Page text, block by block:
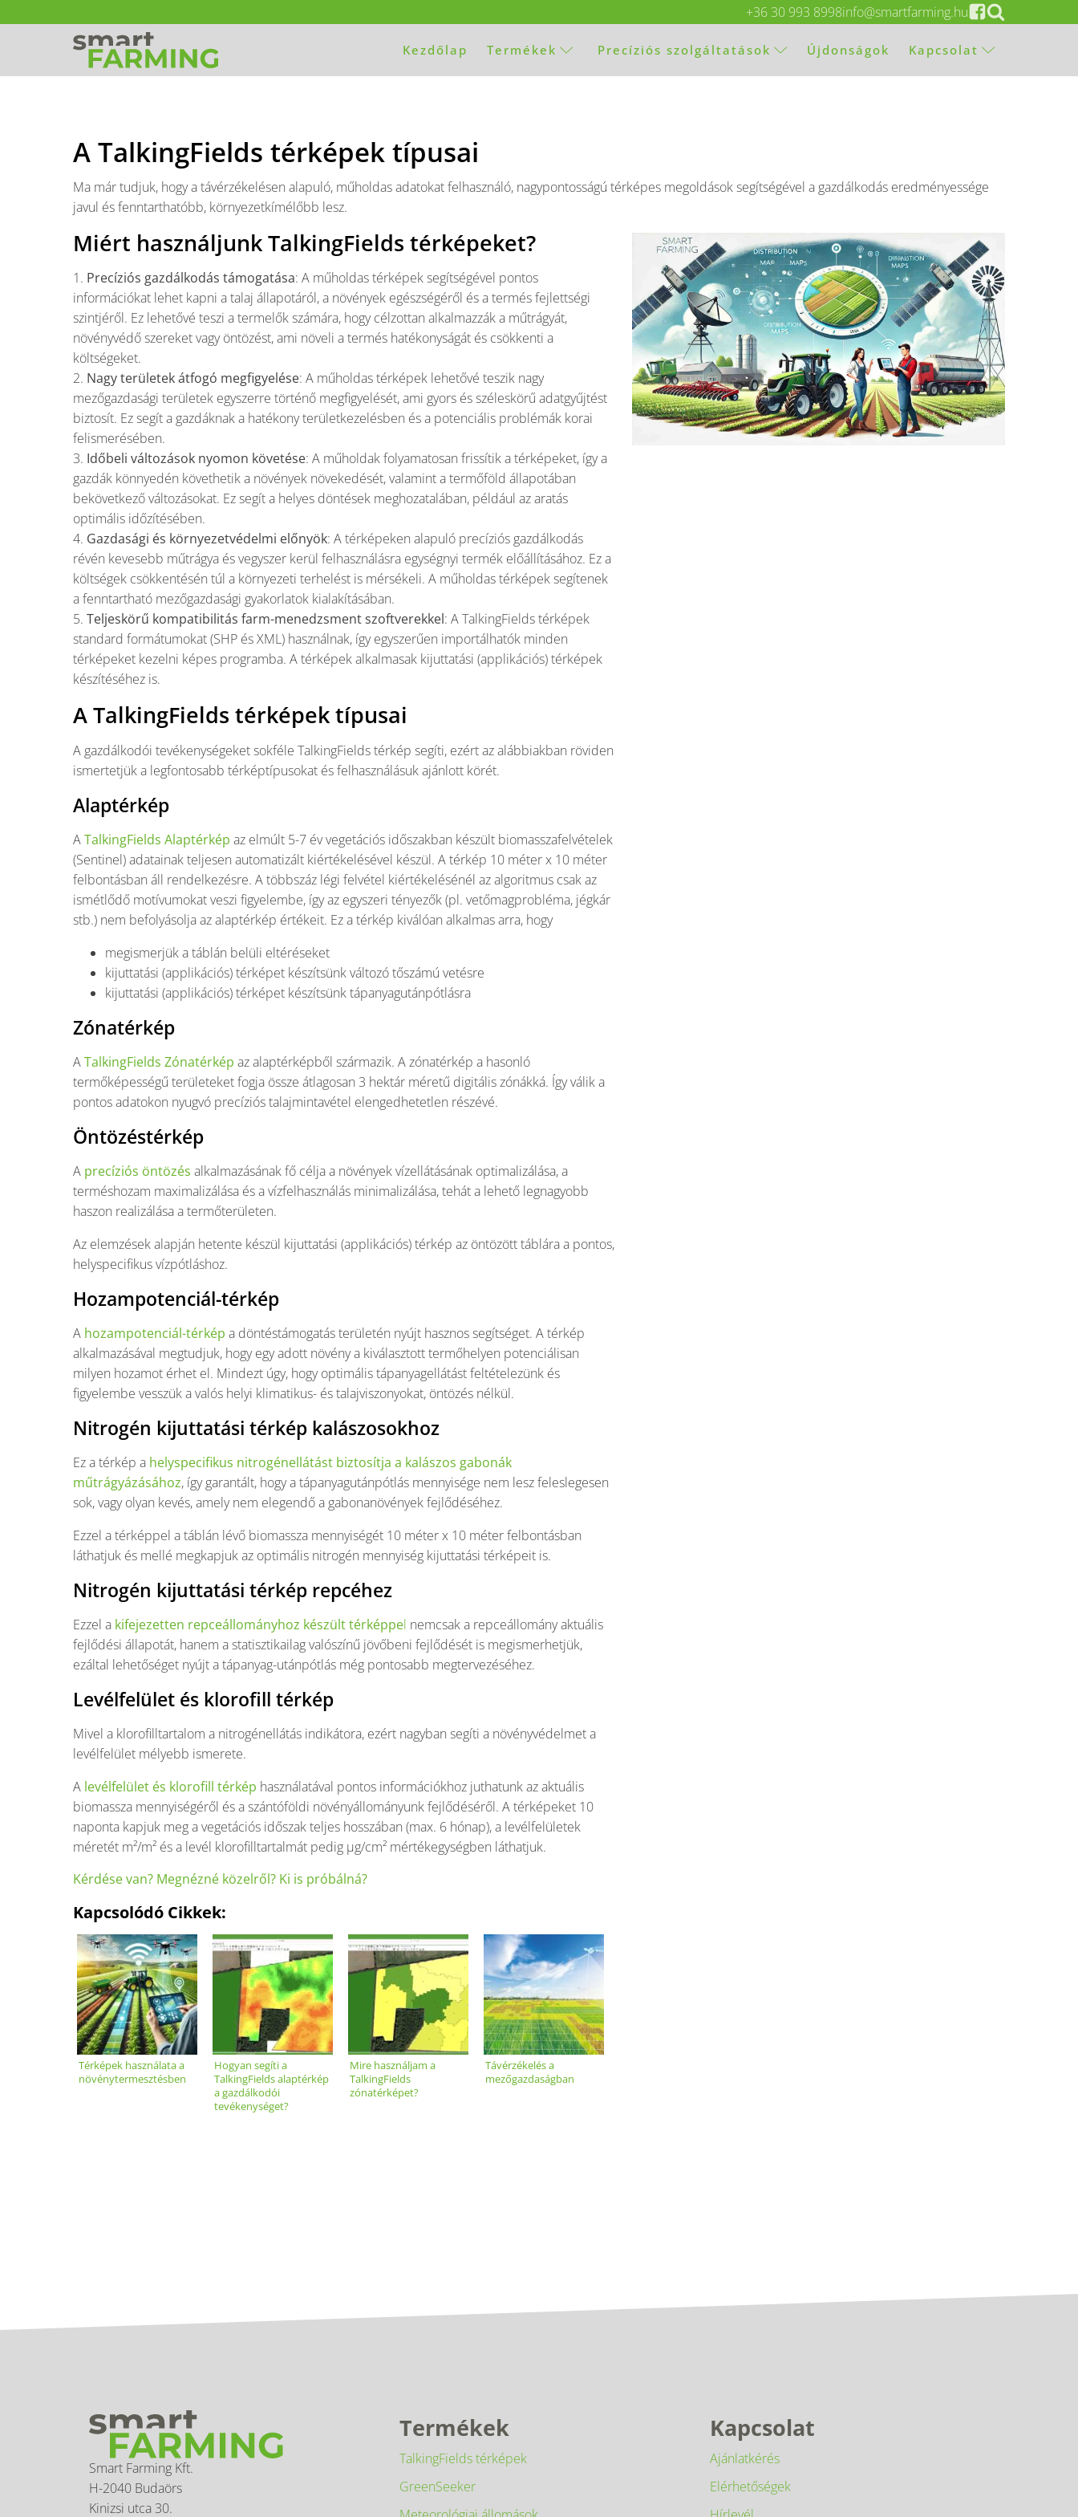
+36 30 993 8998info@smartfarming.hu
Kezdőlap Termékek Precíziós szolgáltatások Újdonságok Kapcsolat
A TalkingFields térképek típusai
Ma már tudjuk, hogy a távérzékelésen alapuló, műholdas adatokat felhasználó, nagypontosságú térképes megoldások segítségével a gazdálkodás eredményessége
javul és fenntarthatóbb, környezetkímélőbb lesz.
Miért használjunk TalkingFields térképeket?
1. Precíziós gazdálkodás támogatása: A műholdas térképek segítségével pontos
információkat lehet kapni a talaj állapotáról, a növények egészségéről és a termés fejlettségi
szintjéről. Ez lehetővé teszi a termelők számára, hogy célzottan alkalmazzák a műtrágyát,
növényvédő szereket vagy öntözést, ami növeli a termés hatékonyságát és csökkenti a
költségeket.
2. Nagy területek átfogó megfigyelése: A műholdas térképek lehetővé teszik nagy
mezőgazdasági területek egyszerre történő megfigyelését, ami gyors és széleskörű adatgyűjtést
biztosít. Ez segít a gazdáknak a hatékony területkezelésben és a potenciális problémák korai
felismerésében.
3. Időbeli változások nyomon követése: A műholdak folyamatosan frissítik a térképeket, így a
gazdák könnyedén követhetik a növények növekedését, valamint a termőföld állapotában
bekövetkező változásokat. Ez segít a helyes döntések meghozatalában, például az aratás
optimális időzítésében.
4. Gazdasági és környezetvédelmi előnyök: A térképeken alapuló precíziós gazdálkodás
révén kevesebb műtrágya és vegyszer kerül felhasználásra egységnyi termék előállításához. Ez a
költségek csökkentésén túl a környezeti terhelést is mérsékeli. A műholdas térképek segítenek
a fenntartható mezőgazdasági gyakorlatok kialakításában.
5.Teljeskörű kompatibilitás farm-menedzsment szoftverekkel: A TalkingFields térképek
standard formátumokat (SHP és XML) használnak, így egyszerűen importálhatók minden
térképeket kezelni képes programba. A térképek alkalmasak kijuttatási (applikációs) térképek
készítéséhez is.
A TalkingFields térképek típusai
A gazdálkodói tevékenységeket sokféle TalkingFields térkép segíti, ezért az alábbiakban röviden
ismertetjük a legfontosabb térképtípusokat és felhasználásuk ajánlott körét.
Alaptérkép
ATalkingFields Alaptérkép az elmúlt 5-7 év vegetációs időszakban készült biomasszafelvételek
(Sentinel) adatainak teljesen automatizált kiértékelésével készül. A térkép 10 méter x 10 méter
felbontásban áll rendelkezésre. A többszáz légi felvétel kiértékelésénél az algoritmus csak az
ismétlődő motívumokat veszi figyelembe, így az egyszeri tényezők (pl. vetőmagprobléma, jégkár
stb.) nem befolyásolja az alaptérkép értékeit. Ez a térkép kiválóan alkalmas arra, hogy
megismerjük a táblán belüli eltéréseket
kijuttatási (applikációs) térképet készítsünk változó tőszámú vetésre
kijuttatási (applikációs) térképet készítsünk tápanyagutánpótlásra
Zónatérkép
ATalkingFields Zónatérkép az alaptérképből származik. A zónatérkép a hasonló
termőképességű területeket fogja össze átlagosan 3 hektár méretű digitális zónákká. Így válik a
pontos adatokon nyugvó precíziós talajmintavétel elengedhetetlen részévé.
Öntözéstérkép
A precíziós öntözés alkalmazásának fő célja a növények vízellátásának optimalizálása, a
terméshozam maximalizálása és a vízfelhasználás minimalizálása, tehát a lehető legnagyobb
haszon realizálása a termőterületen.
Az elemzések alapján hetente készül kijuttatási (applikációs) térkép az öntözött táblára a pontos,
helyspecifikus vízpótláshoz.
Hozampotenciál-térkép
A hozampotenciál-térkép a döntéstámogatás területén nyújt hasznos segítséget. A térkép
alkalmazásával megtudjuk, hogy egy adott növény a kiválasztott termőhelyen potenciálisan
milyen hozamot érhet el. Mindezt úgy, hogy optimális tápanyagellátást feltételezünk és
figyelembe vesszük a valós helyi klimatikus- és talajviszonyokat, öntözés nélkül.
Nitrogén kijuttatási térkép kalászosokhoz
Ez a térkép a helyspecifikus nitrogénellátást biztosítja a kalászos gabonák
műtrágyázásához, így garantált, hogy a tápanyagutánpótlás mennyisége nem lesz feleslegesen
sok, vagy olyan kevés, amely nem elegendő a gabonanövények fejlődéséhez.
Ezzel a térképpel a táblán lévő biomassza mennyiségét 10 méter x 10 méter felbontásban
láthatjuk és mellé megkapjuk az optimális nitrogén mennyiség kijuttatási térképeit is.
Nitrogén kijuttatási térkép repcéhez
Ezzel a kifejezetten repceállományhoz készült térképpel nemcsak a repceállomány aktuális
fejlődési állapotát, hanem a statisztikailag valószínű jövőbeni fejlődését is megismerhetjük,
ezáltal lehetőséget nyújt a tápanyag-utánpótlás még pontosabb megtervezéséhez.
Levélfelület és klorofill térkép
Mivel a klorofilltartalom a nitrogénellátás indikátora, ezért nagyban segíti a növényvédelmet a
levélfelület mélyebb ismerete.
A levélfelület és klorofill térkép használatával pontos információkhoz juthatunk az aktuális
biomassza mennyiségéről és a szántóföldi növényállományunk fejlődéséről. A térképeket 10
naponta kapjuk meg a vegetációs időszak teljes hosszában (max. 6 hónap), a levélfelületek
méretét m²/m² és a levél klorofilltartalmát pedig µg/cm² mértékegységben láthatjuk.
Kérdése van? Megnézné közelről? Ki is próbálná?
Kapcsolódó Cikkek:
Térképek használata a
növénytermesztésben
Hogyan segíti a
TalkingFields alaptérkép
a gazdálkodói
tevékenységet?
Mire használjam a
TalkingFields
zónatérképet?
Távérzékelés a
mezőgazdaságban
Smart Farming Kft.
H-2040 Budaörs
Kinizsi utca 30.
Termékek
TalkingFields térképek
GreenSeeker
Kapcsolat
Ajánlatkérés
Elérhetőségek